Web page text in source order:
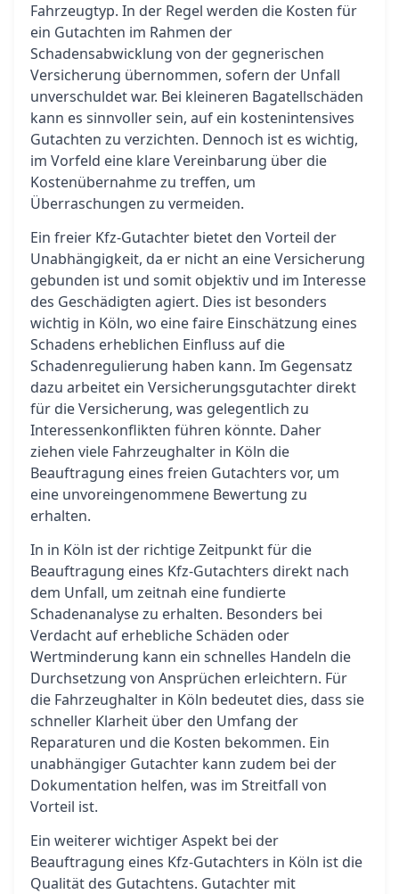
Fahrzeugtyp. In der Regel werden die Kosten für
ein Gutachten im Rahmen der
Schadensabwicklung von der gegnerischen
Versicherung übernommen, sofern der Unfall
unverschuldet war. Bei kleineren Bagatellschäden
kann es sinnvoller sein, auf ein kostenintensives
Gutachten zu verzichten. Dennoch ist es wichtig,
im Vorfeld eine klare Vereinbarung über die
Kostenübernahme zu treffen, um
Überraschungen zu vermeiden.
Ein freier Kfz-Gutachter bietet den Vorteil der
Unabhängigkeit, da er nicht an eine Versicherung
gebunden ist und somit objektiv und im Interesse
des Geschädigten agiert. Dies ist besonders
wichtig in Köln, wo eine faire Einschätzung eines
Schadens erheblichen Einfluss auf die
Schadenregulierung haben kann. Im Gegensatz
dazu arbeitet ein Versicherungsgutachter direkt
für die Versicherung, was gelegentlich zu
Interessenkonflikten führen könnte. Daher
ziehen viele Fahrzeughalter in Köln die
Beauftragung eines freien Gutachters vor, um
eine unvoreingenommene Bewertung zu
erhalten.
In in Köln ist der richtige Zeitpunkt für die
Beauftragung eines Kfz-Gutachters direkt nach
dem Unfall, um zeitnah eine fundierte
Schadenanalyse zu erhalten. Besonders bei
Verdacht auf erhebliche Schäden oder
Wertminderung kann ein schnelles Handeln die
Durchsetzung von Ansprüchen erleichtern. Für
die Fahrzeughalter in Köln bedeutet dies, dass sie
schneller Klarheit über den Umfang der
Reparaturen und die Kosten bekommen. Ein
unabhängiger Gutachter kann zudem bei der
Dokumentation helfen, was im Streitfall von
Vorteil ist.
Ein weiterer wichtiger Aspekt bei der
Beauftragung eines Kfz-Gutachters in Köln ist die
Qualität des Gutachtens. Gutachter mit